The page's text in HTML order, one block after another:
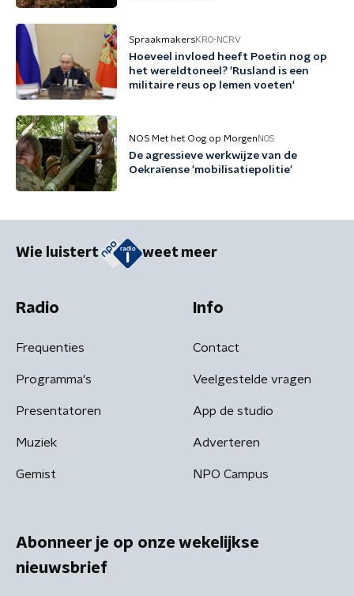
SpraakmakersKRO-NCRV
Hoeveel invloed heeft Poetin nog op
het wereldtoneel? 'Rusland is een
militaire reus op lemen voeten'
NOS Met het Oog op Morgen NOS
De agressieve werkwijze van de
Oekraïense 'mobilisatiepolitie'
Wie luistert weet meer
Radio
Frequenties
Programma's
Presentatoren
Muziek
Gemist
Info
Contact
Veelgestelde vragen
App de studio
Adverteren
NPO Campus
Abonneer je op onze wekelijkse
nieuwsbrief